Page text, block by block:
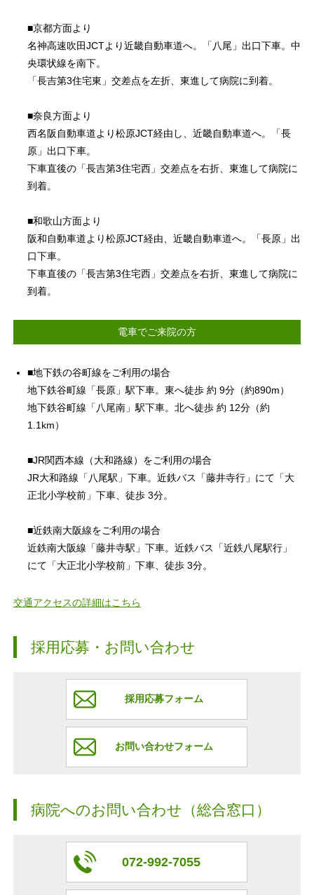
■京都方面より
名神高速吹田JCTより近畿自動車道へ。「八尾」出口下車。中
央環状線を南下。
「長吉第3住宅東」交差点を左折、東進して病院に到着。
■奈良方面より
西名阪自動車道より松原JCT経由し、近畿自動車道へ。「長
原」出口下車。
下車直後の「長吉第3住宅西」交差点を右折、東進して病院に
到着。
■和歌山方面より
阪和自動車道より松原JCT経由、近畿自動車道へ。「長原」出
口下車。
下車直後の「長吉第3住宅西」交差点を右折、東進して病院に
到着。
電車でご来院の方
■地下鉄の谷町線をご利用の場合
地下鉄谷町線「長原」駅下車。東へ徒歩 約 9分（約890m）
地下鉄谷町線「八尾南」駅下車。北へ徒歩 約 12分（約
1.1km）
■JR関西本線（大和路線）をご利用の場合
JR大和路線「八尾駅」下車。近鉄バス「藤井寺行」にて「大
正北小学校前」下車、徒歩 3分。
■近鉄南大阪線をご利用の場合
近鉄南大阪線「藤井寺駅」下車。近鉄バス「近鉄八尾駅行」
にて「大正北小学校前」下車、徒歩 3分。
交通アクセスの詳細はこちら
採用応募・お問い合わせ
採用応募フォーム
お問い合わせフォーム
病院へのお問い合わせ（総合窓口）
072-992-7055